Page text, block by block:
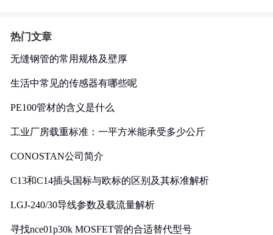
热门文章
无缝钢管的常用规格及壁厚
生活中常见的传感器有哪些呢
PE100管材的含义是什么
工业厂房载重标准：一平方米能承受多少公斤
CONOSTAN公司简介
C13和C14插头国标与欧标的区别及其标准解析
LGJ-240/30导线参数及载流量解析
寻找nce01p30k MOSFET管的合适替代型号